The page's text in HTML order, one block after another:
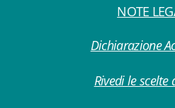
NOTE
Dichiarazione
Rivedi le scelte